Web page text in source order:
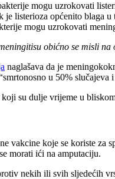
mogu uzrokovati
listerioza općenito blaga
mogu uzrokovati
obićno se misli
naglašava da je
u 50%
su dulje vrijeme u
vakcine koje se koriste za
morati ići na amputaciju.
nekih ili svih sljedećih